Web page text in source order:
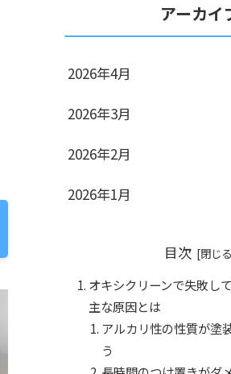
アーカイ
2026年4月
2026年3月
2026年2月
2026年1月
目次
オキシクリーンで失敗し
主な原因とは
アルカリ性の性質が塗
う